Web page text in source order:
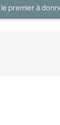
premier à